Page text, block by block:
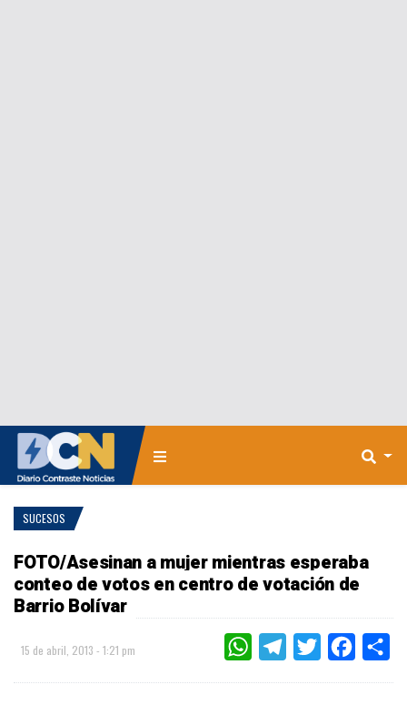
SUCESOS
FOTO/Asesinan a mujer mientras esperaba
conteo de votos en centro de votación de
Barrio Bolívar
15 de abril, 2013 - 1:21 pm WHATSAPPTELEGRAMTWITTER